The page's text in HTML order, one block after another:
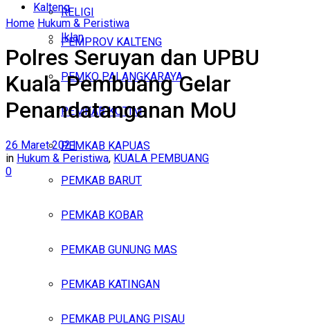
RELIGI
Iklan
Jumat, Agustus 7, 2026
Kalteng
PEMPROV KALTENG
PEMKO PALANGKARAYA
PEMKAB KOTIM
PEMKAB KAPUAS
PEMKAB BARUT
PEMKAB KOBAR
PEMKAB GUNUNG MAS
PEMKAB KATINGAN
PEMKAB PULANG PISAU
Home Hukum & Peristiwa
Polres Seruyan dan UPBU
Kuala Pembuang Gelar
Penandatanganan MoU
26 Maret 2021
in Hukum & Peristiwa, KUALA PEMBUANG
0